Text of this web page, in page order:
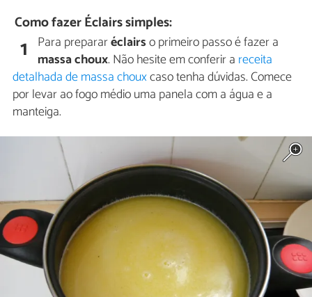
Como fazer Éclairs simples:
1 Para prepararéclairso primeiro passo é fazer a
massa choux. Não hesite em conferir a receita
detalhada de massa chouxcaso tenha dúvidas. Comece
por levar ao fogo médio uma panela com a água e a
manteiga.